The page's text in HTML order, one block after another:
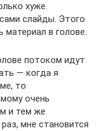
хуже.
слайды. Этого
в голове.
потоком идут
— когда я
то
очень
и тем же
мне становится